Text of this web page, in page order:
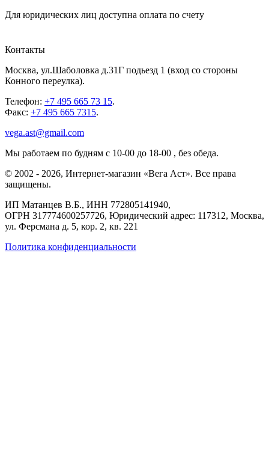
Для юридических лиц доступна оплата по счету
Контакты
Москва, ул.Шаболовка д.31Г подьезд 1 (вход со стороны
Конного переулка).
Телефон: +7 495 665 73 15.
Факс: +7 495 665 7315.
vega.ast@gmail.com
Мы работаем по будням с 10-00 до 18-00 , без обеда.
© 2002 - 2026, Интернет-магазин «Вега Аст». Все права
защищены.
ИП Матанцев В.Б., ИНН 772805141940,
ОГРН 317774600257726, Юридический адрес: 117312, Москва,
ул. Ферсмана д. 5, кор. 2, кв. 221
Политика конфиденциальности